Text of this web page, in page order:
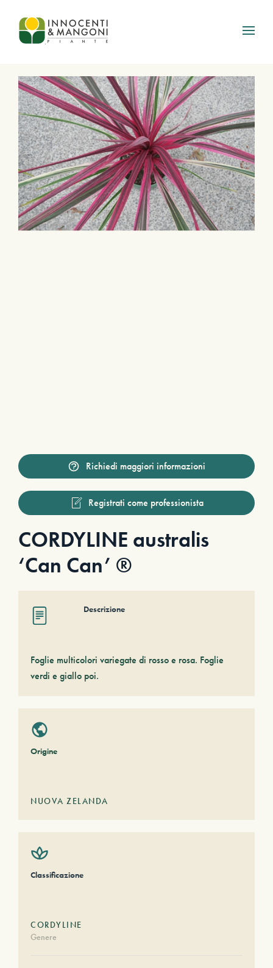
Skip to main content
Richiedi maggiori informazioni
Registrati come professionista
CORDYLINE australis
‘Can Can’ ®
Descrizione
Foglie multicolori variegate di rosso e rosa. Foglie
verdi e giallo poi.
Origine
NUOVA ZELANDA
Classificazione
CORDYLINE
Genere